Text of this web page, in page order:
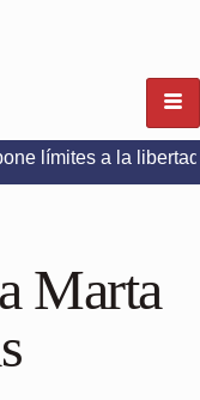
a la libertad de
Marta